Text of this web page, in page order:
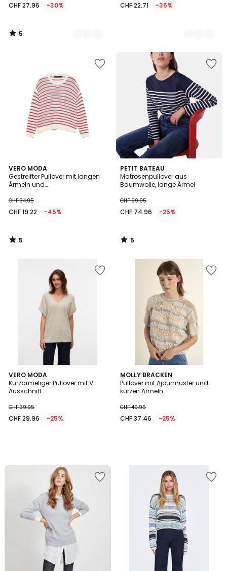
CHF 27.96 -30%
5
/
CHF 22.71 -35%
VERO MODA
Gestreifter Pullover mit langen
Ärmeln und
CHF 34.95
CHF 19.22 -45%
5
/
5
5
/
PETIT BATEAU
Matrosenpullover aus
Baumwolle, lange Ärmel
CHF 99.95
CHF 74.96 -25%
5
/
5
5
/
VERO MODA
Kurzärmeliger Pullover mit V-
Ausschnitt
CHF 39.95
CHF 29.96 -25%
MOLLY BRACKEN
Pullover mit Ajourmuster und
kurzen Ärmeln
CHF 49.95
CHF 37.46 -25%